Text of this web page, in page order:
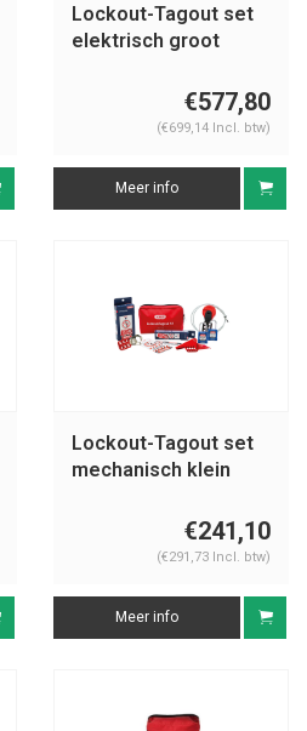
Lockout-Tagout set
elektrisch groot
€577,80
(€699,14 Incl. btw)
Meer info
Lockout-Tagout set
mechanisch klein
€241,10
(€291,73 Incl. btw)
Meer info